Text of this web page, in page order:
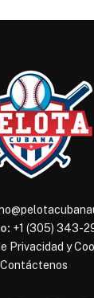
+1 (305) 343-
Privacidad y
Contáctenos